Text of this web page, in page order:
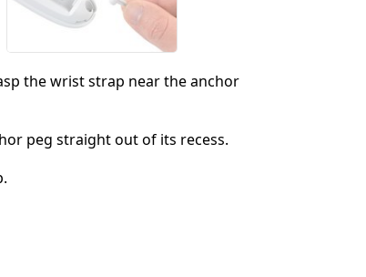
Отмена
the wrist strap near the anchor
peg straight out of its recess.